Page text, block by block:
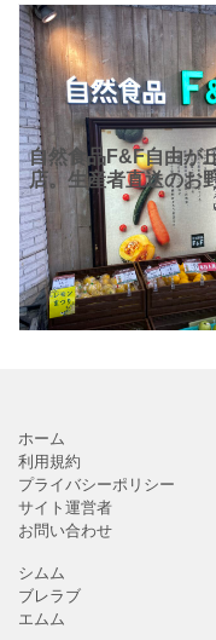
自然食品F&F自由が
店。生産者直送のお
や米粉のパンなどを
しています。駅から
ので利用しやすくお
めします。
ホーム
利用規約
プライバシーポリシー
サイト運営者
お問い合わせ
シムム
ブレラブ
エムム